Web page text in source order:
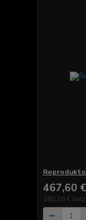
467,60 €
380,16 €